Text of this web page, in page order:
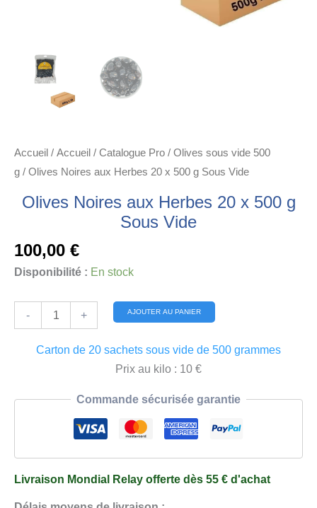
Accueil / Accueil / Catalogue Pro / Olives sous vide 500
g / Olives Noires aux Herbes 20 x 500 g Sous Vide
Olives Noires aux Herbes 20 x 500 g
Sous Vide
100,00 €
Disponibilité : En stock
-
de
Olives
g
Sous
+ AJOUTER AU PANIER
Carton de 20 sachets sous vide de 500 grammes
Prix au kilo : 10 €
Commande sécurisée garantie
Livraison Mondial Relay offerte dès 55 € d'achat